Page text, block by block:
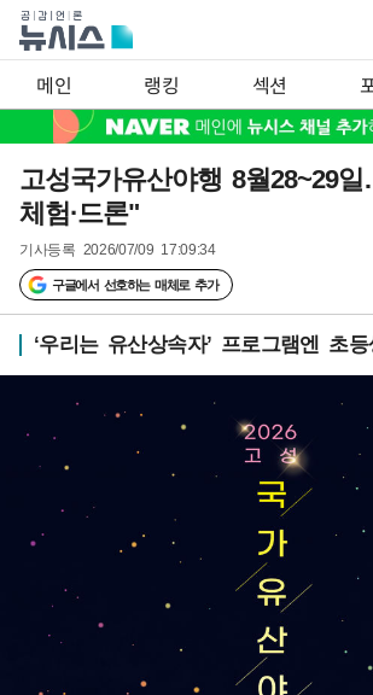
메인 랭킹 섹션
고성국가유산야행 8월28~29일
체험·드론"
기사등록 2026/07/09 17:09:34
구글에서 선호하는 매체로 추가
‘우리는 유산상속자’ 프로그램엔 초